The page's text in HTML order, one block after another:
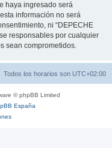
haya ingresado será
información no será
ni “DEPECHE
responsables por cualquier
sean comprometidos.
Todos los horarios son UTC+02:00
© phpBB Limited
España